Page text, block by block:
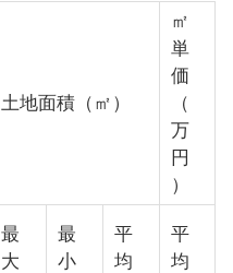
土地面積（㎡）
㎡
単
価
（
万
円
）
最
大
最
小
平
均
平
均